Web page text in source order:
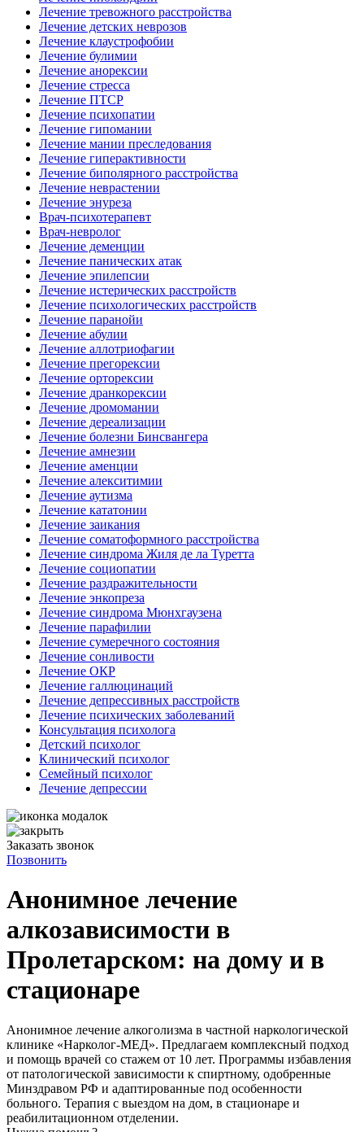
Лечение тревожного расстройства
Лечение детских неврозов
Лечение клаустрофобии
Лечение булимии
Лечение анорексии
Лечение стресса
Лечение ПТСР
Лечение психопатии
Лечение гипомании
Лечение мании преследования
Лечение гиперактивности
Лечение биполярного расстройства
Лечение неврастении
Лечение энуреза
Врач-психотерапевт
Врач-невролог
Лечение деменции
Лечение панических атак
Лечение эпилепсии
Лечение истерических расстройств
Лечение психологических расстройств
Лечение паранойи
Лечение абулии
Лечение аллотриофагии
Лечение прегорексии
Лечение орторексии
Лечение дранкорексии
Лечение дромомании
Лечение дереализации
Лечение болезни Бинсвангера
Лечение амнезии
Лечение аменции
Лечение алекситимии
Лечение аутизма
Лечение кататонии
Лечение заикания
Лечение соматоформного расстройства
Лечение синдрома Жиля де ла Туретта
Лечение социопатии
Лечение раздражительности
Лечение энкопреза
Лечение синдрома Мюнхгаузена
Лечение парафилии
Лечение сумеречного состояния
Лечение сонливости
Лечение ОКР
Лечение галлюцинаций
Лечение депрессивных расстройств
Лечение психических заболеваний
Консультация психолога
Детский психолог
Клинический психолог
Семейный психолог
Лечение депрессии
Заказать звонок
Позвонить
Анонимное лечение
алкозависимости в
Пролетарском: на дому и в
стационаре
Анонимное лечение алкоголизма в частной наркологической
клинике «Нарколог-МЕД». Предлагаем комплексный подход
и помощь врачей со стажем от 10 лет. Программы избавления
от патологической зависимости к спиртному, одобренные
Минздравом РФ и адаптированные под особенности
больного. Терапия с выездом на дом, в стационаре и
реабилитационном отделении.